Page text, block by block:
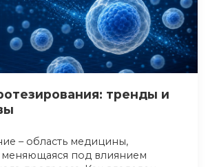
тренды и
– область медицины,
меняющаяся под влиянием